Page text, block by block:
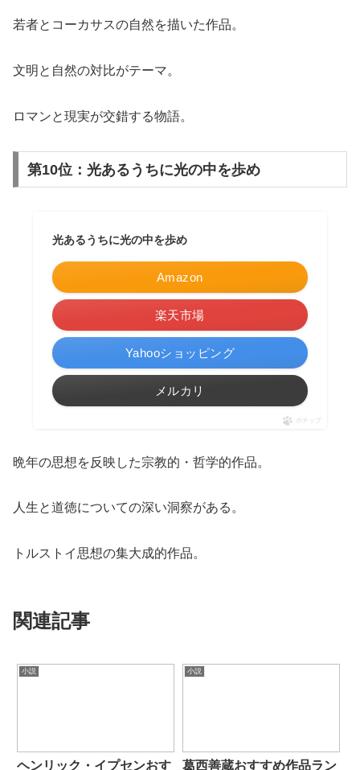
若者とコーカサスの自然を描いた作品。
文明と自然の対比がテーマ。
ロマンと現実が交錯する物語。
第10位：光あるうちに光の中を歩め
光あるうちに光の中を歩め
Amazon
楽天市場
Yahooショッピング
メルカリ
ポチップ
晩年の思想を反映した宗教的・哲学的作品。
人生と道徳についての深い洞察がある。
トルストイ思想の集大成的作品。
関連記事
小説
ヘンリック・イプセンおす
小説
葛西善蔵おすすめ作品ラン